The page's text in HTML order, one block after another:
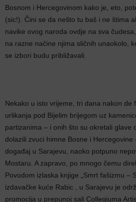
Bosnom i Hercegovinom kako je, eto,
(sic!). Čini se da nešto tu baš i ne štima
navike ovog naroda ovdje na sva
na razne načine njima sličnih unaokolo,
se izbori budu približavali.
Nekako u isto vrijeme, tri dana nakon de
urlikanja pod Bijelim brijegom uz
partizanima – i onih što su okretali glave
dolazili zvuci himne Bosne i Hercegovine
događaj u Sarajevu, naoko potpuno
Mostaru. A zapravo, po mnogo čemu
Povodom izlaska knjige „Smrt fašizmu –
izdavačke kuće Rabic , u Sarajevu je
promocija u prepunoj sali Collegiuma